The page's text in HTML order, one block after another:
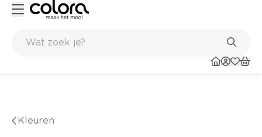
Kleuren